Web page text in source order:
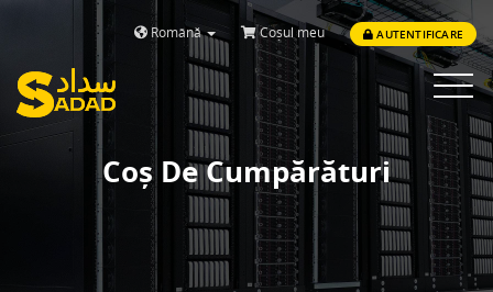
Română Coșul meu AUTENTIFICARE
Toggle
Coș De Cumpărături